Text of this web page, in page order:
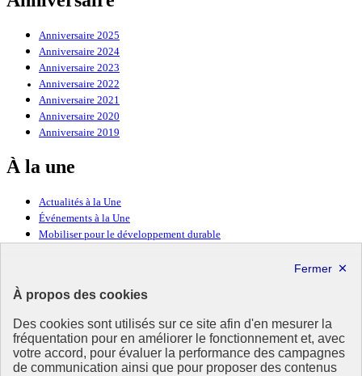
À propos des cookies
Des cookies sont utilisés sur ce site afin d'en mesurer la
fréquentation pour en améliorer le fonctionnement et, avec
votre accord, pour évaluer la performance des campagnes
de communication ainsi que pour proposer des contenus
Anniversaire 2025
Anniversaire 2024
Anniversaire 2023
Anniversaire 2022
Anniversaire 2021
Anniversaire 2020
Anniversaire 2019
À la une
Actualités à la Une
Événements à la Une
Mobiliser pour le développement durable
Ressources
Ressources
La Méth’ODD